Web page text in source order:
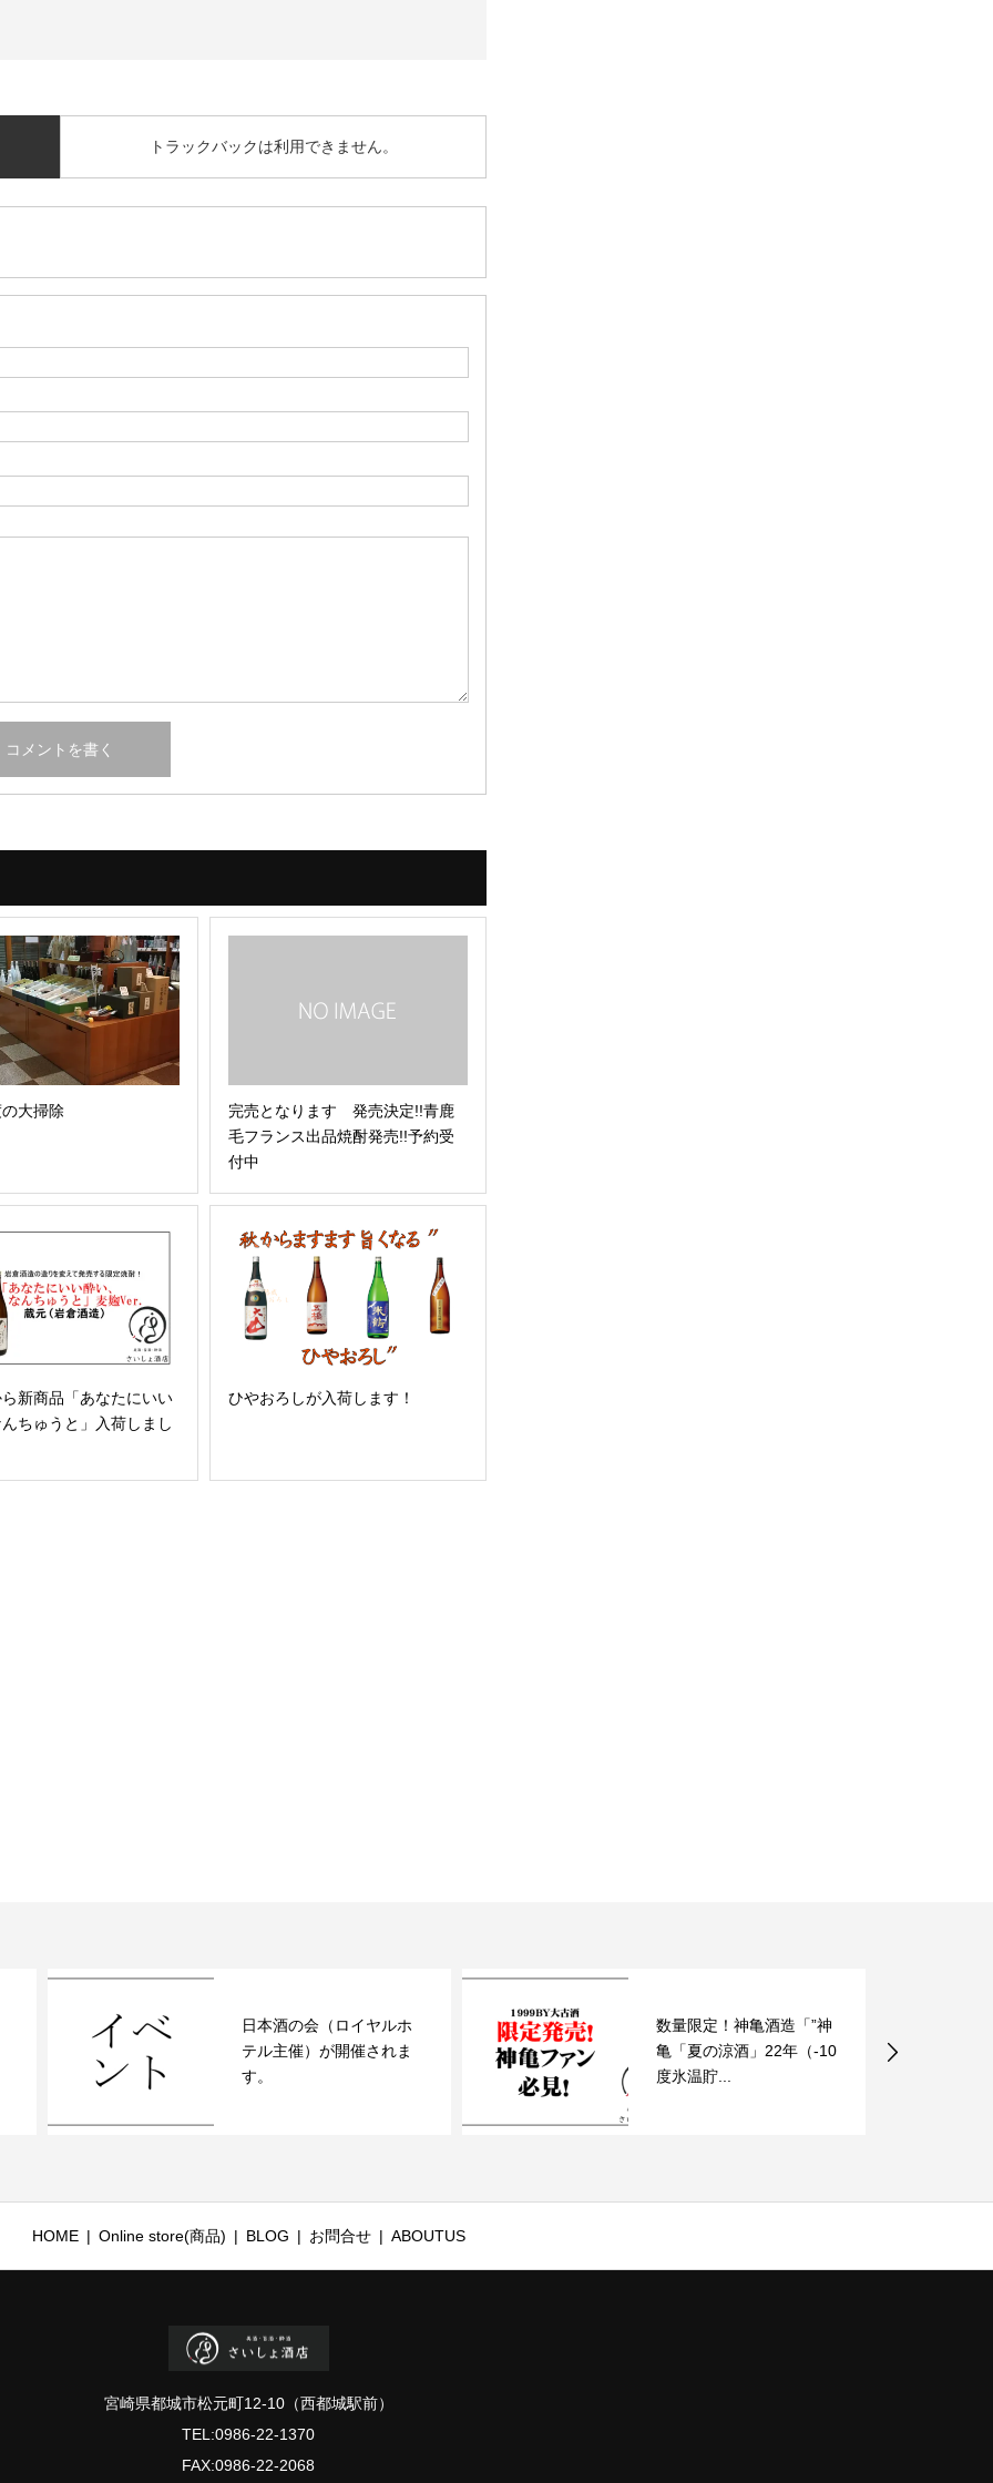
トラックバックは利用できません。
大掃除
完売となります 発売決定!!青鹿
毛フランス出品焼酎発売!!予約受
付中
新商品「あなたにいい
ちゅうと」入荷しまし
ひやおろしが入荷します！
数量限定！神亀酒造「”神
亀「夏の涼酒」22年（-10
度氷温貯...
月の中「土壷」の予約を9
月より受け付け開始いた
します。
HOME Online store(商品) BLOG お問合せ ABOUTUS
宮崎県都城市松元町12-10（西都城駅前）
TEL:0986-22-1370
FAX:0986-22-2068